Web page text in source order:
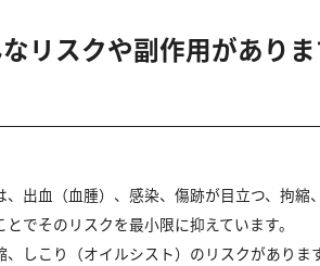
リスクや副作用がありま
出血（血腫）、感染、傷跡が目立つ、拘縮
でそのリスクを最小限に抑えています。
しこり（オイルシスト）のリスクがあり